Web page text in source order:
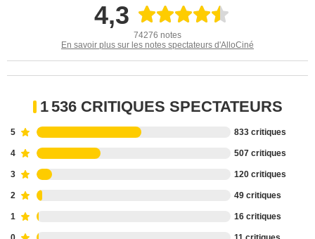
4,3
74276 notes
En savoir plus sur les notes spectateurs d'AlloCiné
1 536 CRITIQUES SPECTATEURS
5 833 critiques
4 507 critiques
3 120 critiques
2 49 critiques
1 16 critiques